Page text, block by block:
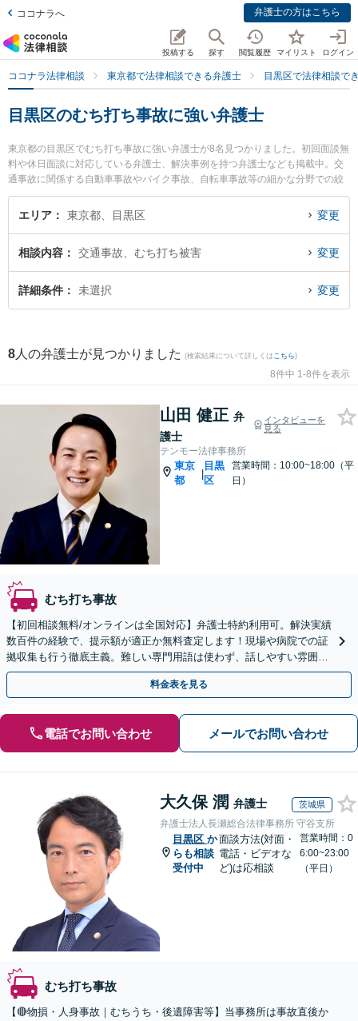
ココナラへ 弁護士の方はこちら
投稿する 探す 閲覧履歴 マイリスト ログイン
ココナラ法律相談 東京都で法律相談できる弁護士 目黒区で法律相談で
目黒区のむち打ち事故に強い弁護士
東京都の目黒区でむち打ち事故に強い弁護士が8名見つかりました。初回面談無
料や休日面談に対応している弁護士、解決事例を持つ弁護士なども掲載中。交
通事故に関係する自動車事故やバイク事故、自転車事故等の細かな分野での絞
り込み検索もでき便利です。特にテンモー法律事務所の山田 健正弁護士や弁護
士法人ポルト法律事務所の上原子 将巨弁護士、目黒法律事務所の小林 嵩弁護士
い』『むち打ち事故のトラブル解決の実績豊富な近くの弁護士を検索したい』
『初回相談無料でむち打ち事故を法律相談できる目黒区内の弁護士に相談予約
したい』などでお困りの相談者さんにおすすめです。
エリア 東京都、目黒区 変更
相談内容 交通事故、むち打ち被害 変更
詳細条件 未選択 変更
8 人の弁護士が見つかりました (検索結果について詳しくは こちら)
8件中 1-8件を表示
山田 健正 弁
護士
インタビューを
見る
テンモー法律事務所
東京
都
|
目黒
区
営業時間：10:00~18:00（平
日）
むち打ち事故
【初回相談無料/オンラインは全国対応】弁護士特約利用可。解決実績
数百件の経験で、提示額が適正か無料査定します！現場や病院での証
拠収集も行う徹底主義。難しい専門用語は使わず、話しやすい雰囲気
で親身にサポート。全国どこからでも相談OK。
料金表を見る
電話でお問い合わせ メールでお問い合わせ
大久保 潤 弁護士 茨城県
弁護士法人長瀬総合法律事務所 守谷支所
目黒区 か
らも相談
受付中
面談方法(対面・
電話・ビデオな
ど)は応相談
営業時間：0
6:00~23:00
（平日）
むち打ち事故
【🔴物損・人身事故｜むちうち・後遺障害等】当事務所は事故直後か